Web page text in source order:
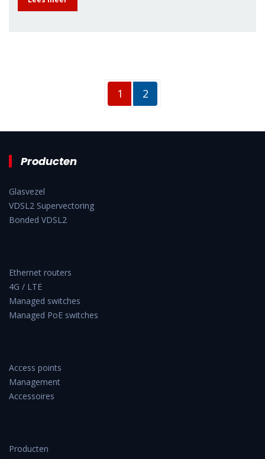
Huidige pagina
1 Pagina
2
Producten
Glasvezel
VDSL2 Supervectoring
Bonded VDSL2
Ethernet routers
4G / LTE
Managed switches
Managed PoE switches
Access points
Management
Accessoires
Producten